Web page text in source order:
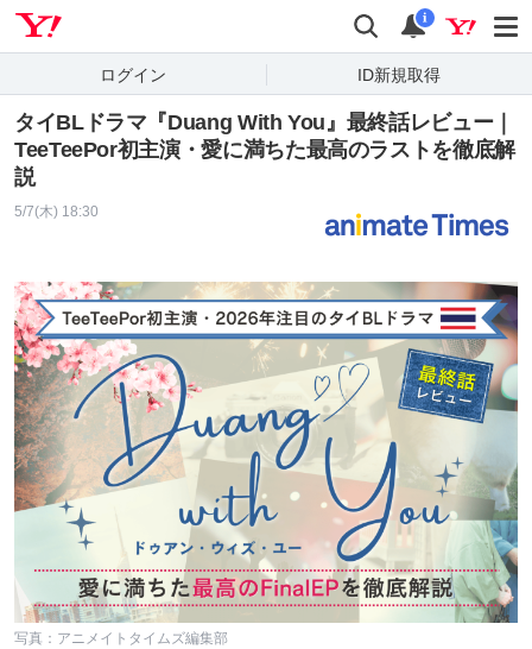
検索 通知
i
ログイン ID新規取得
タイBLドラマ『Duang With You』最終話レビュー｜
TeeTeePor初主演・愛に満ちた最高のラストを徹底解
説
5/7(木) 18:30
写真：アニメイトタイムズ編集部